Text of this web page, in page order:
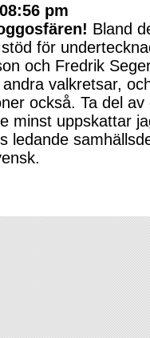
pm
Bland
för
och Fredrik
valkretsar,
också. Ta del
minst uppskattar
ledande